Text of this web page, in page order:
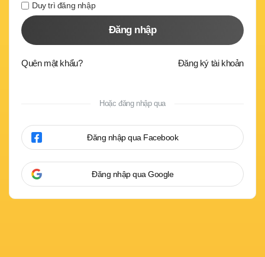
Duy trì đăng nhập
Đăng nhập
Quên mật khẩu? Đăng ký tài khoản
Hoặc đăng nhập qua
Đăng nhập qua Facebook
Đăng nhập qua Google